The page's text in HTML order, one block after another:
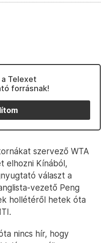
Telexet
forrásnak!
szervező WTA
elhozni Kínából,
választ a
vezető Peng
hollétéről hetek óta
nincs hír, hogy